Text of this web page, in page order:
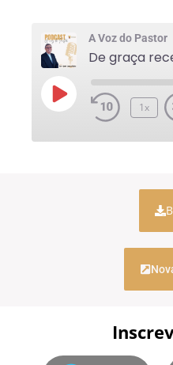
A Voz do Pastor
1x